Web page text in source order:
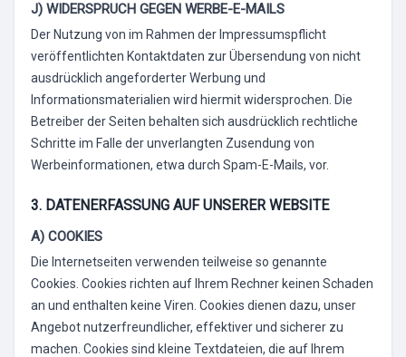
J) WIDERSPRUCH GEGEN WERBE-E-MAILS
Der Nutzung von im Rahmen der Impressumspflicht
veröffentlichten Kontaktdaten zur Übersendung von nicht
ausdrücklich angeforderter Werbung und
Informationsmaterialien wird hiermit widersprochen. Die
Betreiber der Seiten behalten sich ausdrücklich rechtliche
Schritte im Falle der unverlangten Zusendung von
Werbeinformationen, etwa durch Spam-E-Mails, vor.
3. DATENERFASSUNG AUF UNSERER WEBSITE
A) COOKIES
Die Internetseiten verwenden teilweise so genannte
Cookies. Cookies richten auf Ihrem Rechner keinen Schaden
an und enthalten keine Viren. Cookies dienen dazu, unser
Angebot nutzerfreundlicher, effektiver und sicherer zu
machen. Cookies sind kleine Textdateien, die auf Ihrem